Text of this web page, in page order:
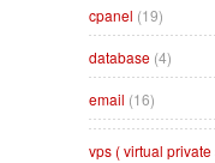
cpanel (19)
database (4)
email (16)
vps ( virtual private